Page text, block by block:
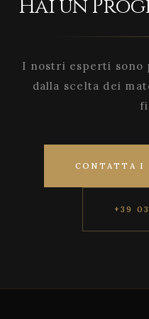
Hai un
I nostri esperti sono
dalla scelta dei
CONTATTA I
+39